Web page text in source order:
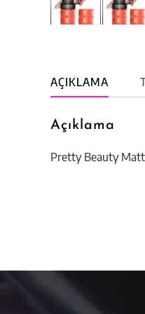
AÇIKLAMA
Açıklama
Pretty Beauty